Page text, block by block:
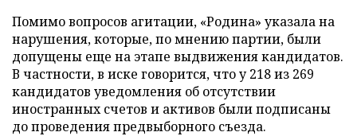
Помимо вопросов агитации, «Родина» указала на
нарушения, которые, по мнению партии, были
допущены еще на этапе выдвижения кандидатов.
В частности, в иске говорится, что у 218 из 269
кандидатов уведомления об отсутствии
иностранных счетов и активов были подписаны
до проведения предвыборного съезда.